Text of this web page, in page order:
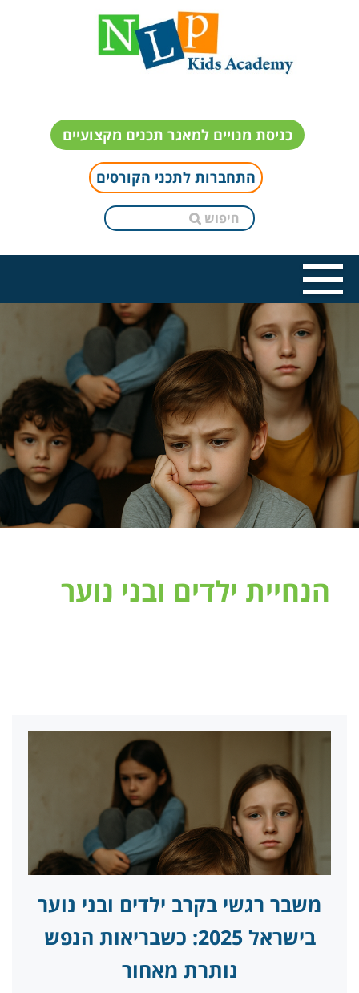
כניסת מנויים למאגר תכנים מקצועיים
התחברות לתכני הקורסים
הנחיית ילדים ובני נוער
משבר רגשי בקרב ילדים ובני נוער
בישראל 2025: כשבריאות הנפש
נותרת מאחור